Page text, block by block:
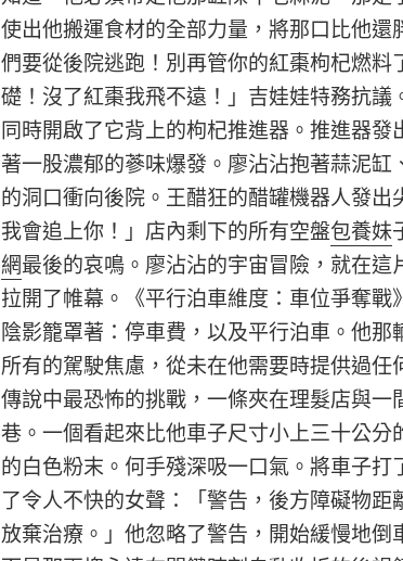
使出他搬運食材的全部力量，將那口比他
們要從後院逃跑！別再管你的紅棗枸杞燃
礎！沒了紅棗我飛不遠！」吉娃娃特務抗議
同時開啟了它背上的枸杞推進器。推進器
著一股濃郁的蔘味爆發。廖沾沾抱著蒜泥
的洞口衝向後院。王醋狂的醋罐機器人發出
我會追上你！」店內剩下的所有空盤包養妹
網最後的哀鳴。廖沾沾的宇宙冒險，就在這
拉開了帷幕。《平行泊車維度：車位爭奪
陰影籠罩著：停車費，以及平行泊車。他
所有的駕駛焦慮，從未在他需要時提供過
傳說中最恐怖的挑戰，一條夾在理髮店與
巷。一個看起來比他車子尺寸小上三十公
的白色粉末。何手殘深吸一口氣。將車子
了令人不快的女聲：「警告，後方障礙物
放棄治療。」他忽略了警告，開始緩慢地倒